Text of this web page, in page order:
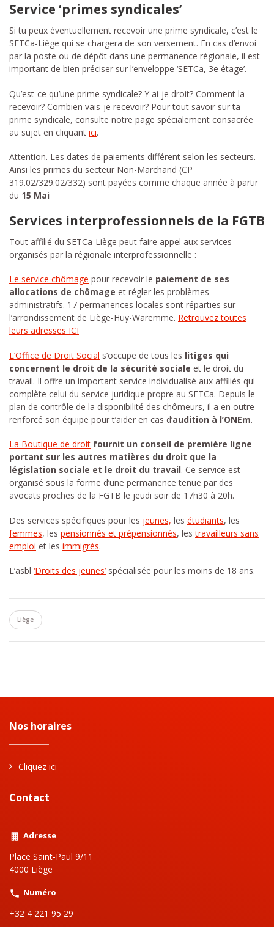
Service ‘primes syndicales’
Si tu peux éventuellement recevoir une prime syndicale, c’est le
SETCa-Liège qui se chargera de son versement. En cas d’envoi
par la poste ou de dépôt dans une permanence régionale, il est
important de bien préciser sur l’enveloppe ‘SETCa, 3e étage’.
Qu’est-ce qu’une prime syndicale? Y ai-je droit? Comment la
recevoir? Combien vais-je recevoir? Pour tout savoir sur ta
prime syndicale, consulte notre page spécialement consacrée
au sujet en cliquant ici.
Attention. Les dates de paiements différent selon les secteurs.
Ainsi les primes du secteur Non-Marchand (CP
319.02/329.02/332) sont payées comme chaque année à partir
du 15 Mai
Services interprofessionnels de la FGTB
Tout affilié du SETCa-Liège peut faire appel aux services
organisés par la régionale interprofessionnelle :
Le service chômage pour recevoir le paiement de ses
allocations de chômage et régler les problèmes
administratifs. 17 permanences locales sont réparties sur
l’arrondissement de Liège-Huy-Waremme. Retrouvez toutes
leurs adresses ICI
L’Office de Droit Social s’occupe de tous les litiges qui
concernent le droit de la sécurité sociale et le droit du
travail. Il offre un important service individualisé aux affiliés qui
complète celui du service juridique propre au SETCa. Depuis le
plan de contrôle de la disponibilité des chômeurs, il a en outre
renforcé son équipe pour t’aider en cas d’audition à l’ONEm.
La Boutique de droit fournit un conseil de première ligne
portant sur les autres matières du droit que la
législation sociale et le droit du travail. Ce service est
organisé sous la forme d’une permanence tenue par des
avocats proches de la FGTB le jeudi soir de 17h30 à 20h.
Des services spécifiques pour les jeunes, les étudiants, les
femmes, les pensionnés et prépensionnés, lestravailleurs sans
emploi et les immigrés.
L’asbl ‘Droits des jeunes’ spécialisée pour les moins de 18 ans.
Liège
Nos horaires
Cliquez ici
Contact
Adresse
Place Saint-Paul 9/11
4000 Liège
Numéro
+32 4 221 95 29